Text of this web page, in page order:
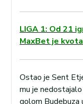
LIGA 1: Od 21
MaxBet je
Ostao je Sent
mu je
golom Budebuza